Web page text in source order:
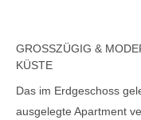
GROSSZÜGIG &
ÜSTE
Das im Erdgeschoss
ausgelegte Apartment